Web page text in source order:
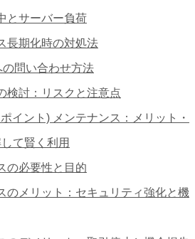
とサーバー負荷
長期化時の対処法
の問い合わせ方法
検討：リスクと注意点
イント) メンテナンス：メリット・
て賢く利用
の必要性と目的
のメリット：セキュリティ強化と機